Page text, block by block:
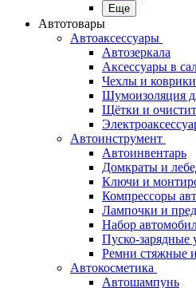
Еще
Автотовары
Автоаксессуары
Автозеркала
Аксессуары в
Чехлы и коврики
Шумоизоляция
Щётки и
Автоинструмент
Автоинвентарь
Домкраты и
Ключи и
Компрессоры
Лампочки и
Набор
Пуско-зарядные
Ремни стяжные
Автокосметика
Автошампунь